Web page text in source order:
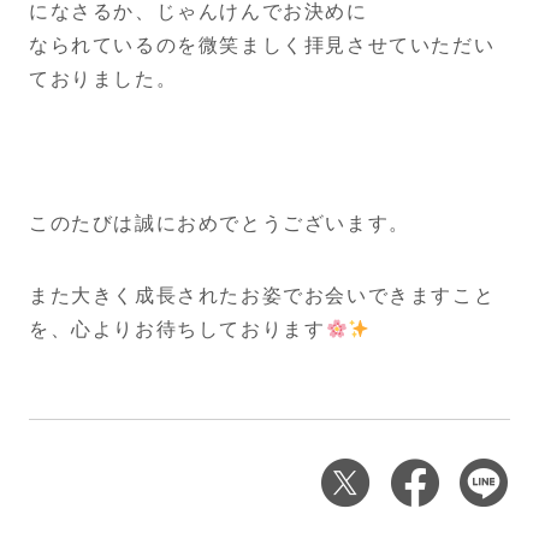
になさるか、じゃんけんでお決めに
なられているのを微笑ましく拝見させていただい
ておりました。
このたびは誠におめでとうございます。
また大きく成長されたお姿でお会いできますこと
を、心よりお待ちしております